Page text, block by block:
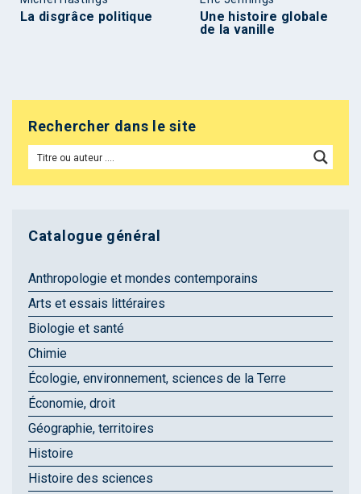
La disgrâce politique
Une histoire globale
de la vanille
Rechercher dans le site
Catalogue général
Anthropologie et mondes contemporains
Arts et essais littéraires
Biologie et santé
Chimie
Écologie, environnement, sciences de la Terre
Économie, droit
Géographie, territoires
Histoire
Histoire des sciences